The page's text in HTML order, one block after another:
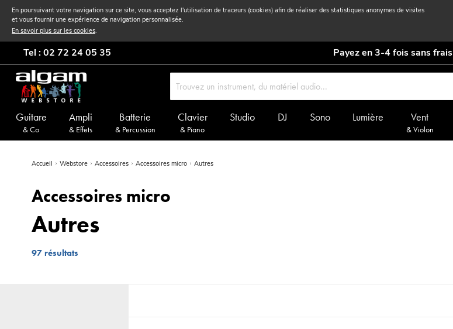
En poursuivant votre navigation sur ce site, vous acceptez l'utilisation de traceurs (cookies) afin de réaliser des statistiques anonymes de visites
et vous fournir une expérience de navigation personnalisée.
En savoir plus sur les cookies.
Tel : 02 72 24 05 35 Payez en 3-4 fois sans frais
Guitare
& Co
Ampli
& Effets
Batterie
& Percussion
Clavier
& Piano
Studio DJ Sono Lumière Vent
& Violon
Accueil Webstore Accessoires Accessoires micro Autres
Accessoires micro
Autres
97résultats